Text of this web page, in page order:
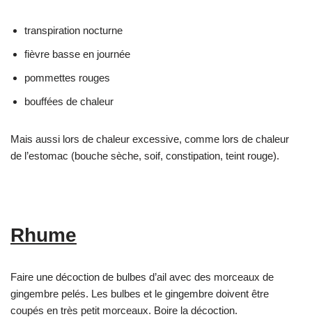
transpiration nocturne
fièvre basse en journée
pommettes rouges
bouffées de chaleur
Mais aussi lors de chaleur excessive, comme lors de chaleur
de l’estomac (bouche sèche, soif, constipation, teint rouge).
Rhume
Faire une décoction de bulbes d’ail avec des morceaux de
gingembre pelés. Les bulbes et le gingembre doivent être
coupés en très petit morceaux. Boire la décoction.